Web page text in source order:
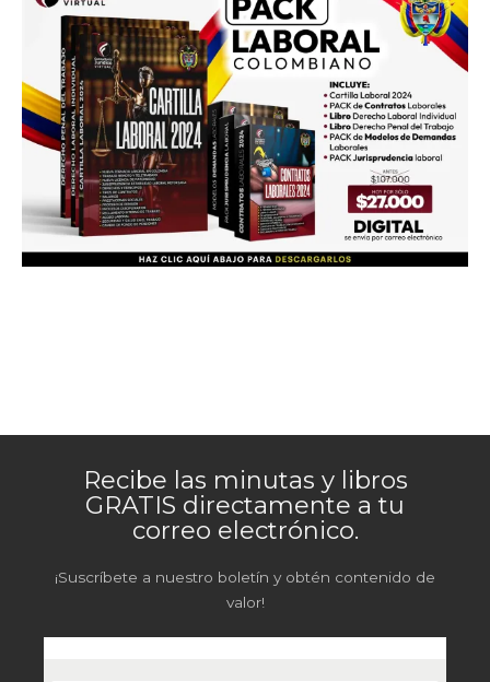
Recibe las minutas y libros
GRATIS directamente a tu
correo electrónico.
¡Suscríbete a nuestro boletín y obtén contenido de
valor!